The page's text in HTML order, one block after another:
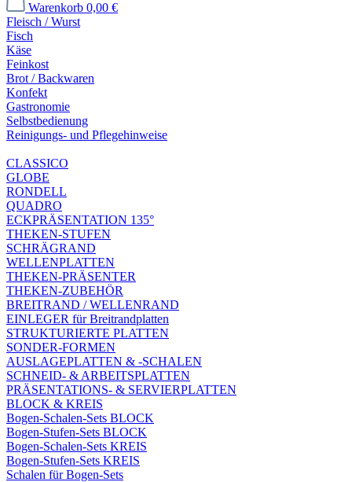
Warenkorb 0,00 €
Fleisch / Wurst
Fisch
Käse
Feinkost
Brot / Backwaren
Konfekt
Gastronomie
Selbstbedienung
Reinigungs- und Pflegehinweise
CLASSICO
GLOBE
RONDELL
QUADRO
ECKPRÄSENTATION 135°
THEKEN-STUFEN
SCHRÄGRAND
WELLENPLATTEN
THEKEN-PRÄSENTER
THEKEN-ZUBEHÖR
BREITRAND / WELLENRAND
EINLEGER für Breitrandplatten
STRUKTURIERTE PLATTEN
SONDER-FORMEN
AUSLAGEPLATTEN & -SCHALEN
SCHNEID- & ARBEITSPLATTEN
PRÄSENTATIONS- & SERVIERPLATTEN
BLOCK & KREIS
Bogen-Schalen-Sets BLOCK
Bogen-Stufen-Sets BLOCK
Bogen-Schalen-Sets KREIS
Bogen-Stufen-Sets KREIS
Schalen für Bogen-Sets